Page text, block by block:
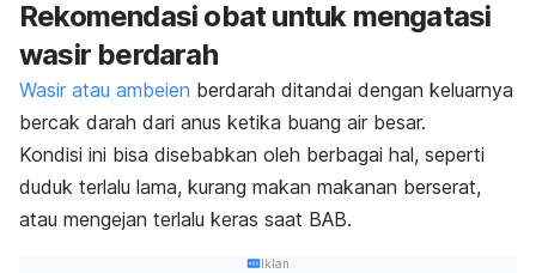
Rekomendasi obat untuk mengatasi
wasir berdarah
Wasir atau ambeien berdarah ditandai dengan keluarnya
bercak darah dari anus ketika buang air besar.
Kondisi ini bisa disebabkan oleh berbagai hal, seperti
duduk terlalu lama, kurang makan makanan berserat,
atau mengejan terlalu keras saat BAB.
Iklan